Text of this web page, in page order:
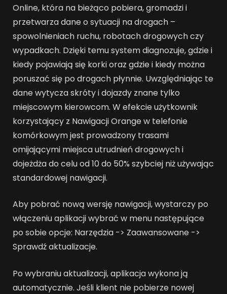
Online, która na bieżąco pobiera, gromadzi i
przetwarza dane o sytuacji na drogach –
spowolnieniach ruchu, robotach drogowych czy
wypadkach. Dzięki temu system diagnozuje, gdzie i
kiedy pojawiają się korki oraz gdzie i kiedy można
poruszać się po drogach płynnie. Uwzględniając te
dane wytycza skróty i dojazdy znane tylko
miejscowym kierowcom. W efekcie użytkownik
korzystający z Nawigacji Orange w telefonie
komórkowym jest prowadzony trasami
omijającymi miejsca utrudnień drogowych i
dojeżdża do celu od 10 do 50% szybciej niż używając
standardowej nawigacji.
Aby pobrać nową wersję nawigacji, wystarczy po
włączeniu aplikacji wybrać w menu następujące
po sobie opcje: Narzędzia -> Zaawansowane ->
Sprawdź aktualizacje.
Po wybraniu aktualizacji, aplikacja wykona ją
automatycznie. Jeśli klient nie pobierze nowej